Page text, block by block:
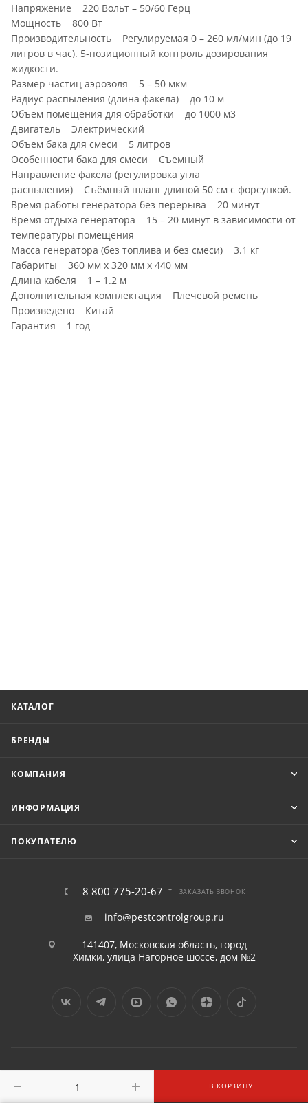
В КОРЗИНУ
Напряжение 220 Вольт – 50/60 Герц
Мощность 800 Вт
Производительность Регулируемая 0 – 260 мл/мин (до 19
литров в час). 5-позиционный контроль дозирования
жидкости.
Размер частиц аэрозоля 5 – 50 мкм
Радиус распыления (длина факела) до 10 м
Объем помещения для обработки до 1000 м3
Двигатель Электрический
Объем бака для смеси 5 литров
Особенности бака для смеси Съемный
Направление факела (регулировка угла
распыления) Съёмный шланг длиной 50 см с форсункой.
Время работы генератора без перерыва 20 минут
Время отдыха генератора 15 – 20 минут в зависимости от
температуры помещения
Масса генератора (без топлива и без смеси) 3.1 кг
Габариты 360 мм х 320 мм х 440 мм
Длина кабеля 1 – 1.2 м
Дополнительная комплектация Плечевой ремень
Произведено Китай
Гарантия 1 год
КАТАЛОГ
БРЕНДЫ
КОМПАНИЯ
ИНФОРМАЦИЯ
ПОКУПАТЕЛЮ
8 800 775-20-67 ЗАКАЗАТЬ ЗВОНОК
info@pestcontrolgroup.ru
141407, Московская область, город
Химки, улица Нагорное шоссе, дом №2
2016 - 2026 © «ПЕСТКОНТРОЛГРУПП» ООО